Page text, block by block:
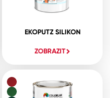
EKOPUTZ SILIKON
ZOBRAZIT